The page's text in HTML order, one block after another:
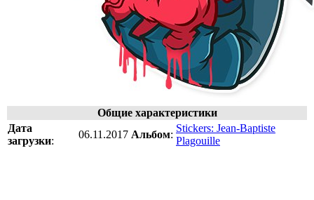
Общие характеристики
Дата
загрузки:
06.11.2017 Альбом:
Stickers: Jean-Baptiste
Plagouille